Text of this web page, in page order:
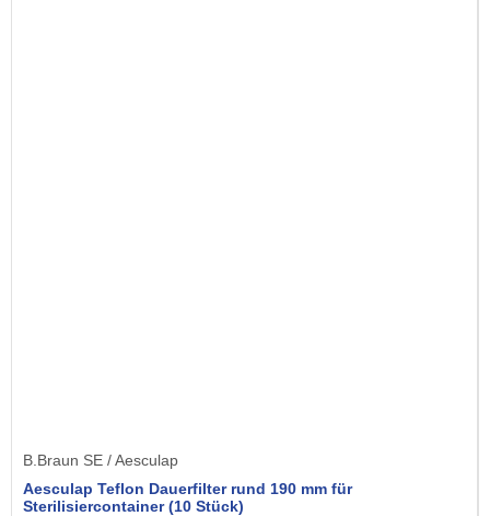
B.Braun SE / Aesculap
Aesculap Teflon Dauerfilter rund 190 mm für
Sterilisiercontainer (10 Stück)